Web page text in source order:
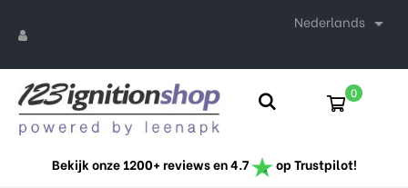
Nederlands 
0
Bekijk onze 1200+ reviews en 4.7 op Trustpilot!